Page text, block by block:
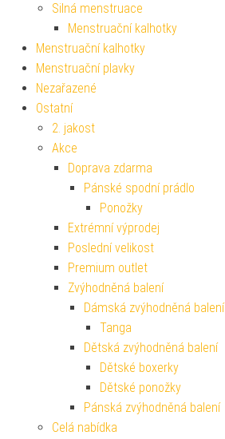
Silná menstruace
Menstruační kalhotky
Menstruační kalhotky
Menstruační plavky
Nezařazené
Ostatní
2. jakost
Akce
Doprava zdarma
Pánské spodní prádlo
Ponožky
Extrémní výprodej
Poslední velikost
Premium outlet
Zvýhodněná balení
Dámská zvýhodněná balení
Tanga
Dětská zvýhodněná balení
Dětské boxerky
Dětské ponožky
Pánská zvýhodněná balení
Celá nabídka